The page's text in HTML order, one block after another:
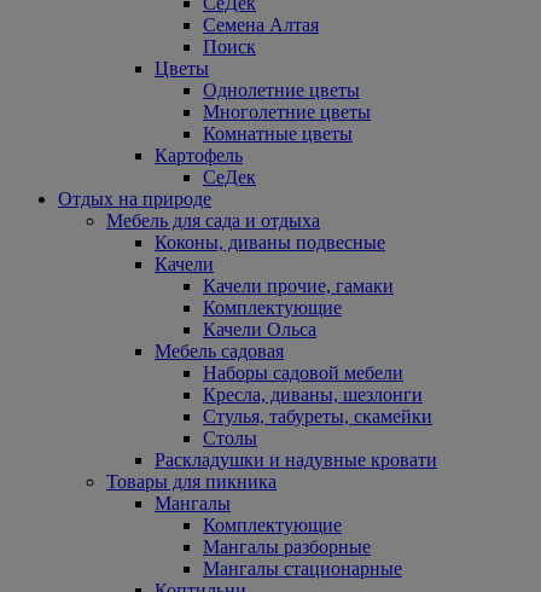
Семена Алтая
Поиск
Цветы
Однолетние цветы
Многолетние цветы
Комнатные цветы
Картофель
СеДек
Отдых на природе
Мебель для сада и отдыха
Коконы, диваны подвесные
Качели
Качели прочие, гамаки
Комплектующие
Качели Ольса
Мебель садовая
Наборы садовой мебели
Кресла, диваны, шезлонги
Стулья, табуреты, скамейки
Столы
Раскладушки и надувные кровати
Товары для пикника
Мангалы
Комплектующие
Мангалы разборные
Мангалы стационарные